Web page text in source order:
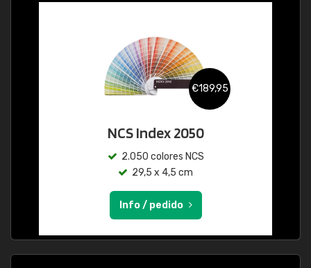
€189,95
NCS Index 2050
2.050 colores NCS
29,5 x 4,5 cm
Info / pedido